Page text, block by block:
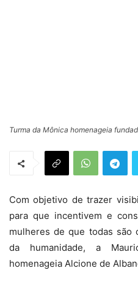
Turma da Mônica homenageia
Com objetivo de trazer
para que incentivem e
mulheres de que todas são
da humanidade, a
homenageia Alcione de